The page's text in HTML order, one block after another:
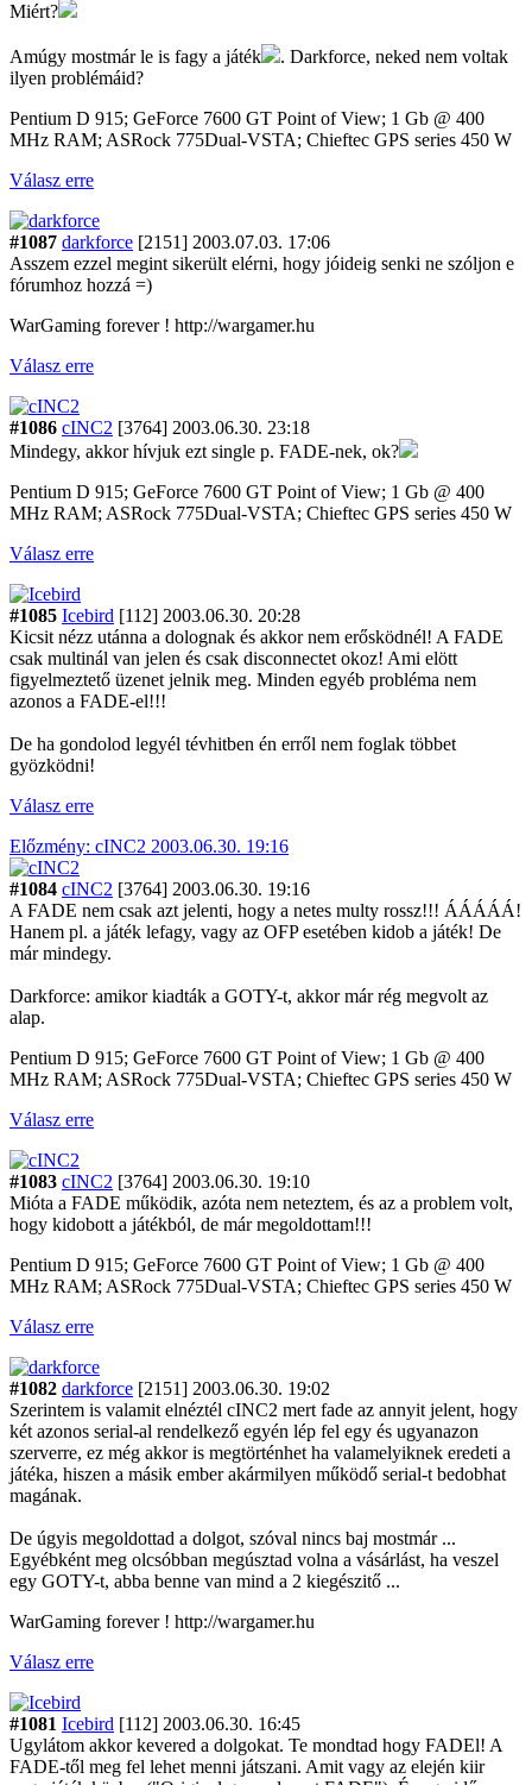
Miért?
Amúgy mostmár le is fagy a játék
. Darkforce, neked nem voltak
ilyen problémáid?
Pentium D 915; GeForce 7600 GT Point of View; 1 Gb @ 400
MHz RAM; ASRock 775Dual-VSTA; Chieftec GPS series 450 W
Válasz erre
#1087 darkforce [2151] 2003.07.03. 17:06
Asszem ezzel megint sikerült elérni, hogy jóideig senki ne szóljon e
fórumhoz hozzá =)
WarGaming forever ! http://wargamer.hu
Válasz erre
#1086 cINC2 [3764] 2003.06.30. 23:18
Mindegy, akkor hívjuk ezt single p. FADE-nek, ok?
Pentium D 915; GeForce 7600 GT Point of View; 1 Gb @ 400
MHz RAM; ASRock 775Dual-VSTA; Chieftec GPS series 450 W
Válasz erre
#1085 Icebird [112] 2003.06.30. 20:28
Kicsit nézz utánna a dolognak és akkor nem erősködnél! A FADE
csak multinál van jelen és csak disconnectet okoz! Ami elött
figyelmeztető üzenet jelnik meg. Minden egyéb probléma nem
azonos a FADE-el!!!
De ha gondolod legyél tévhitben én erről nem foglak többet
gyözködni!
Válasz erre
Előzmény: cINC2 2003.06.30. 19:16
#1084 cINC2 [3764] 2003.06.30. 19:16
A FADE nem csak azt jelenti, hogy a netes multy rossz!!! ÁÁÁÁÁ!
Hanem pl. a játék lefagy, vagy az OFP esetében kidob a játék! De
már mindegy.
Darkforce: amikor kiadták a GOTY-t, akkor már rég megvolt az
alap.
Pentium D 915; GeForce 7600 GT Point of View; 1 Gb @ 400
MHz RAM; ASRock 775Dual-VSTA; Chieftec GPS series 450 W
Válasz erre
#1083 cINC2 [3764] 2003.06.30. 19:10
Mióta a FADE működik, azóta nem neteztem, és az a problem volt,
hogy kidobott a játékból, de már megoldottam!!!
Pentium D 915; GeForce 7600 GT Point of View; 1 Gb @ 400
MHz RAM; ASRock 775Dual-VSTA; Chieftec GPS series 450 W
Válasz erre
#1082 darkforce [2151] 2003.06.30. 19:02
Szerintem is valamit elnéztél cINC2 mert fade az annyit jelent, hogy
két azonos serial-al rendelkező egyén lép fel egy és ugyanazon
szerverre, ez még akkor is megtörténhet ha valamelyiknek eredeti a
játéka, hiszen a másik ember akármilyen működő serial-t bedobhat
magának.
De úgyis megoldottad a dolgot, szóval nincs baj mostmár ...
Egyébként meg olcsóbban megúsztad volna a vásárlást, ha veszel
egy GOTY-t, abba benne van mind a 2 kiegészitő ...
WarGaming forever ! http://wargamer.hu
Válasz erre
#1081 Icebird [112] 2003.06.30. 16:45
Ugylátom akkor kevered a dolgokat. Te mondtad hogy FADEl! A
FADE-től meg fel lehet menni játszani. Amit vagy az elején kiir